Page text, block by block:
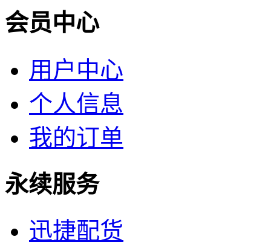
会员中心
用户中心
个人信息
我的订单
永续服务
迅捷配货